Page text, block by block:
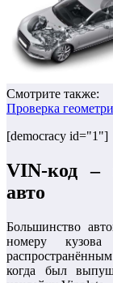
Смотрите также:
Проверка
[democracy id="1"]
VIN-код –
авто
Большинство
номеру
когда был